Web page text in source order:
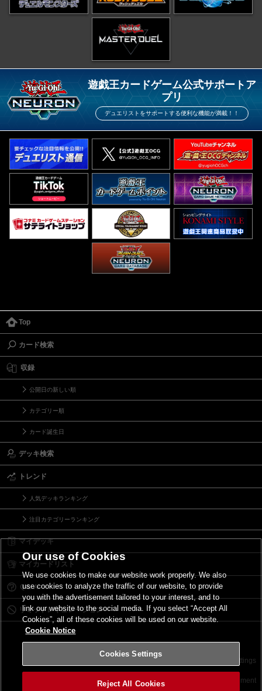
遊戯王カードゲーム公式サポートア
プリ
デュエリストをサポートする便利な機能が満載！！
Top
カード検索
収録
公開日の新しい順
カテゴリー順
カード誕生日
デッキ検索
トレンド
人気デッキランキング
注目カテゴリーランキング
マイデッキ
マイカードリスト
Ｑ＆Ａ
リミットレギュレーション
サイトポリシー Cookies Settings
©2026 Konami Digital Entertainment
Our use of Cookies
We use cookies to make our website work properly. We also
use cookies to analyze the traffic of our website, to provide
you with the advertisement tailored to your interest, and to
link our website to the social media. If you select “Accept All
Cookies”, all of these cookies will be used on our website.
Cookie Notice
Cookies Settings
Reject All Cookies